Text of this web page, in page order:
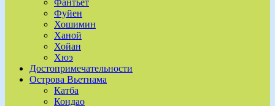
Фантьет
Фуйен
Хошимин
Ханой
Хойан
Хюэ
Достопримечательности
Острова Вьетнама
Катба
Кондао